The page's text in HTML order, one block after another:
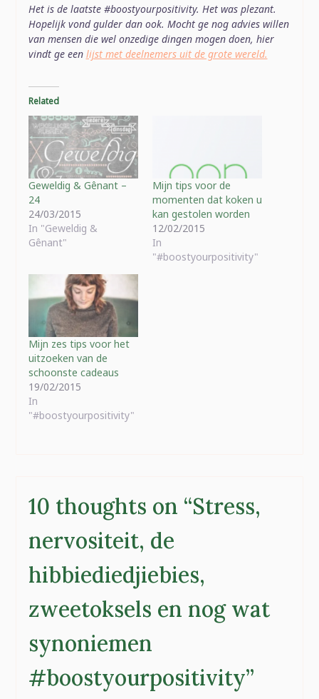
Het is de laatste #boostyourpositivity. Het was plezant.
Hopelijk vond gulder dan ook. Mocht ge nog advies willen
van mensen die wel onzedige dingen mogen doen, hier
vindt ge een lijst met deelnemers uit de grote wereld.
Related
Geweldig & Gênant –
24
24/03/2015
In "Geweldig &
Gênant"
Mijn tips voor de
momenten dat koken u
kan gestolen worden
12/02/2015
In
"#boostyourpositivity"
Mijn zes tips voor het
uitzoeken van de
schoonste cadeaus
19/02/2015
In
"#boostyourpositivity"
10 thoughts on “Stress,
nervositeit, de
hibbiediedjiebies,
zweetoksels en nog wat
synoniemen
#boostyourpositivity”